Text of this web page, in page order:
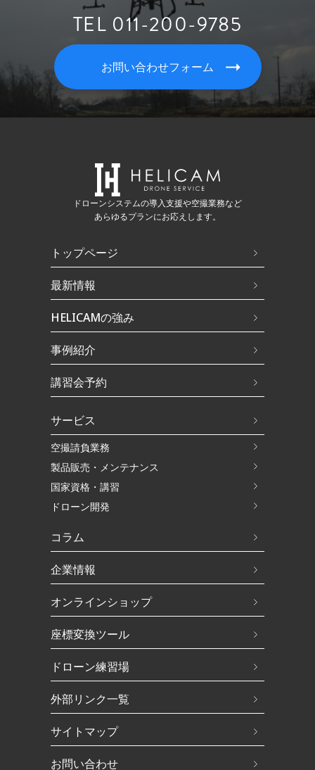
TEL 011-200-9785
お問い合わせフォーム
ドローンシステムの導入支援や空撮業務など
あらゆるプランにお応えします。
トップページ
最新情報
HELICAMの強み
事例紹介
講習会予約
サービス
空撮請負業務
製品販売・メンテナンス
国家資格・講習
ドローン開発
コラム
企業情報
オンラインショップ
座標変換ツール
ドローン練習場
外部リンク一覧
サイトマップ
お問い合わせ